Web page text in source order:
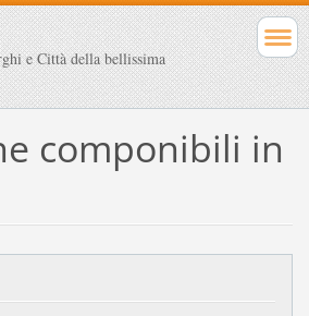
e Città della bellissima
componibili in